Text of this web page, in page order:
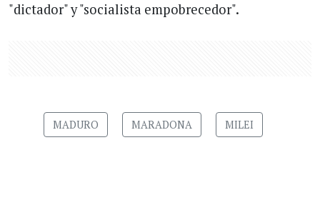
"dictador" y "socialista empobrecedor".
MADURO MARADONA MILEI